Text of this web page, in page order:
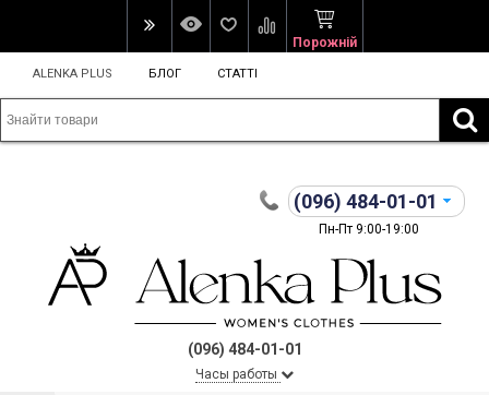
Порожній
ALENKA PLUS БЛОГ СТАТТІ
(096) 484-01-01
Пн-Пт 9:00-19:00
(096) 484-01-01
Часы работы